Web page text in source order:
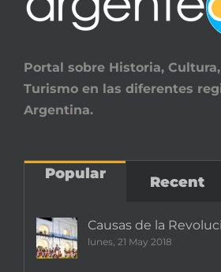
Portal sobre Historia,
Turismo en las diferentes
Argentina.
Popular Recent
Causas de la
lunes, 21 May 2018